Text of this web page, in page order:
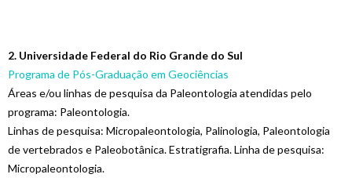
2. Universidade Federal do Rio Grande do Sul
Programa de Pós-Graduação em Geociências
Áreas e/ou linhas de pesquisa da Paleontologia atendidas pelo
programa: Paleontologia.
Linhas de pesquisa: Micropaleontologia, Palinologia, Paleontologia
de vertebrados e Paleobotânica. Estratigrafia. Linha de pesquisa:
Micropaleontologia.